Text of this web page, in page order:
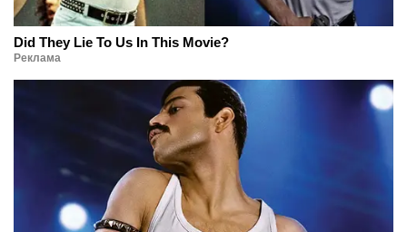
Did They Lie To Us In This Movie?
Реклама